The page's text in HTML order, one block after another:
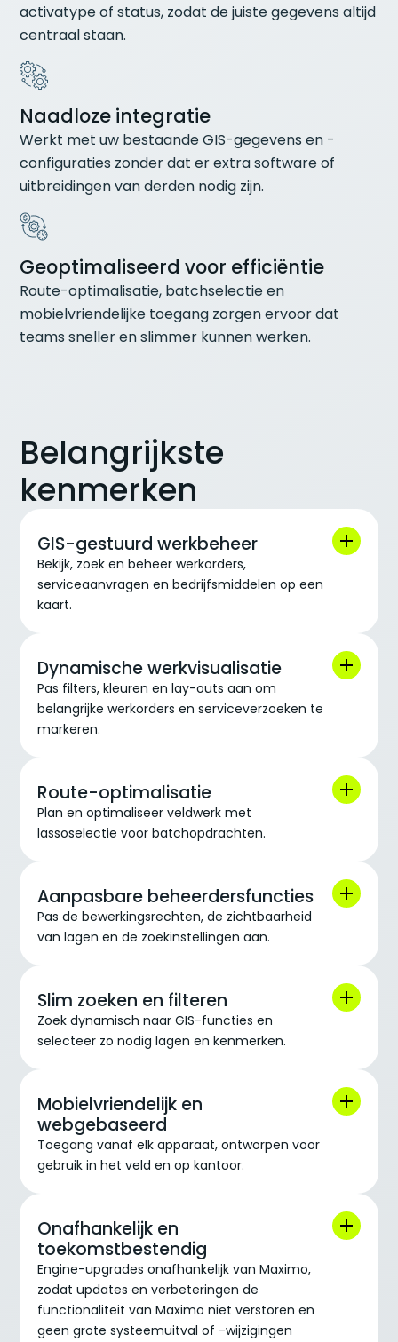
activatype of status, zodat de juiste gegevens altijd
centraal staan.
Naadloze integratie
Werkt met uw bestaande GIS-gegevens en -
configuraties zonder dat er extra software of
uitbreidingen van derden nodig zijn.
Geoptimaliseerd voor efficiëntie
Route-optimalisatie, batchselectie en
mobielvriendelijke toegang zorgen ervoor dat
teams sneller en slimmer kunnen werken.
Belangrijkste
kenmerken
GIS-gestuurd werkbeheer
Bekijk, zoek en beheer werkorders,
serviceaanvragen en bedrijfsmiddelen op een
kaart.
Dynamische werkvisualisatie
Pas filters, kleuren en lay-outs aan om
belangrijke werkorders en serviceverzoeken te
markeren.
Route-optimalisatie
Plan en optimaliseer veldwerk met
lassoselectie voor batchopdrachten.
Aanpasbare beheerdersfuncties
Pas de bewerkingsrechten, de zichtbaarheid
van lagen en de zoekinstellingen aan.
Slim zoeken en filteren
Zoek dynamisch naar GIS-functies en
selecteer zo nodig lagen en kenmerken.
Mobielvriendelijk en
webgebaseerd
Toegang vanaf elk apparaat, ontworpen voor
gebruik in het veld en op kantoor.
Onafhankelijk en
toekomstbestendig
Engine-upgrades onafhankelijk van Maximo,
zodat updates en verbeteringen de
functionaliteit van Maximo niet verstoren en
geen grote systeemuitval of -wijzigingen